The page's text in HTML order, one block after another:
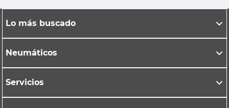
Lo más buscado
Neumáticos
Servicios